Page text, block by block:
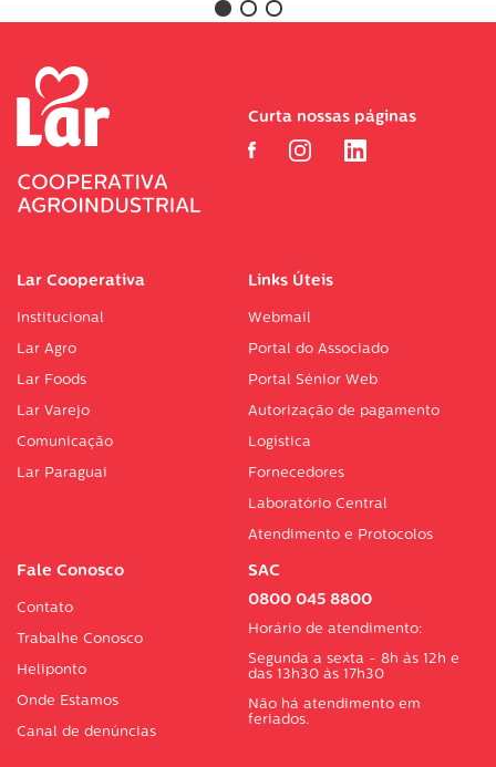
Lar Cooperativa
Institucional
Lar Agro
Lar Foods
Lar Varejo
Comunicação
Lar Paraguai
Links Úteis
Webmail
Portal do Associado
Portal Sénior Web
Autorização de pagamento
Logística
Fornecedores
Laboratório Central
Atendimento e Protocolos
Fale Conosco
Contato
Trabalhe Conosco
Heliponto
Onde Estamos
Canal de denúncias
SAC
0800 045 8800
Horário de atendimento:
Segunda a sexta - 8h às 12h e
das 13h30 às 17h30
Não há atendimento em
feriados.
Curta nossas páginas